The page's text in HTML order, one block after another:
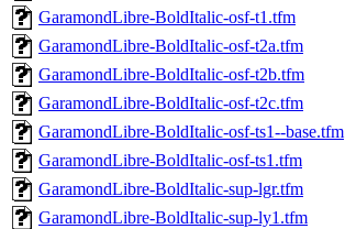
GaramondLibre-BoldItalic-osf-t1.tfm
GaramondLibre-BoldItalic-osf-t2a.tfm
GaramondLibre-BoldItalic-osf-t2b.tfm
GaramondLibre-BoldItalic-osf-t2c.tfm
GaramondLibre-BoldItalic-osf-ts1--base.tfm
GaramondLibre-BoldItalic-osf-ts1.tfm
GaramondLibre-BoldItalic-sup-lgr.tfm
GaramondLibre-BoldItalic-sup-ly1.tfm